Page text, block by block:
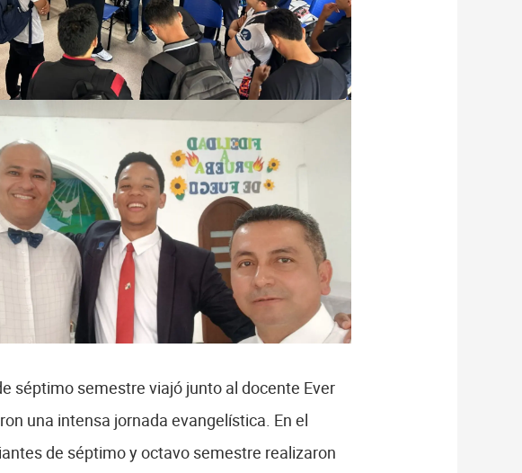
séptimo semestre viajó junto al docente Ever
una intensa jornada evangelística. En el
de séptimo y octavo semestre realizaron